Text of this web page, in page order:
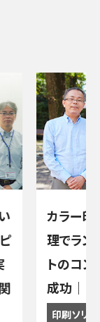
カラー印
理でラン
トのコン
成功｜目
印刷ソリュ